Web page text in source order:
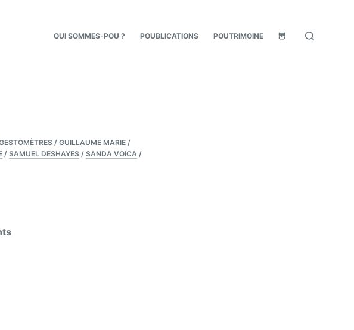
QUI SOMMES-POU ? POUBLICATIONS POUTRIMOINE 🦉
/ GUILLAUME MARIE /
/ SAMUEL DESHAYES / SANDA VOÏCA /